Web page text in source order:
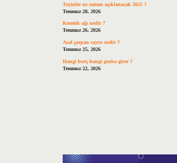
Tayinler ne zaman açıklanacak 2025 ?
Temmuz 28, 2026
Kozmik ağı nedir ?
Temmuz 26, 2026
Asal çarpan sayısı nedir ?
Temmuz 25, 2026
Hangi burç hangi gruba girer ?
Temmuz 22, 2026